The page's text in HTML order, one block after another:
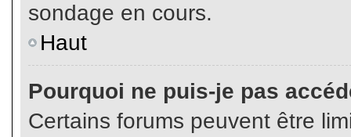
sondage en cours.
Haut
Pourquoi ne puis-je pas
Certains forums peuvent être